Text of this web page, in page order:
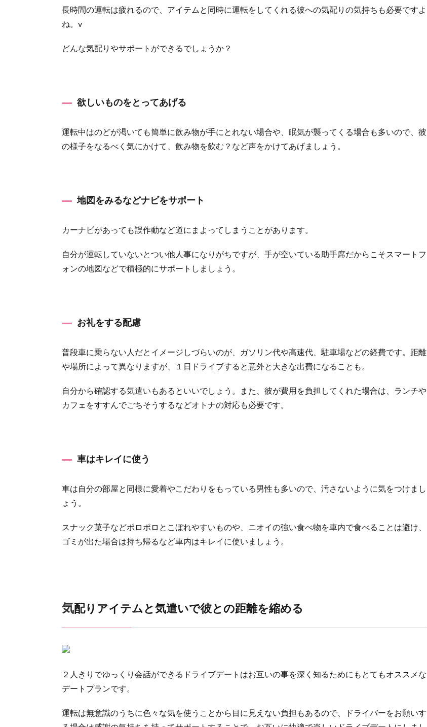
気配り
ムと気
彼との
長時間の運転は疲れるので、アイテムと同時に運転をしてくれる彼への気配りの気持ちも必要ですよ
ね。v
どんな気配りやサポートができるでしょうか？
欲しいものをとってあげる
運転中はのどが渇いても簡単に飲み物が手にとれない場合や、眠気が襲ってくる場合も多いので、彼
の様子をなるべく気にかけて、飲み物を飲む？など声をかけてあげましょう。
地図をみるなどナビをサポート
カーナビがあっても誤作動など道にまよってしまうことがあります。
自分が運転していないとつい他人事になりがちですが、手が空いている助手席だからこそスマートフ
ォンの地図などで積極的にサポートしましょう。
お礼をする配慮
普段車に乗らない人だとイメージしづらいのが、ガソリン代や高速代、駐車場などの経費です。距離
や場所によって異なりますが、１日ドライブすると意外と大きな出費になることも。
自分から確認する気遣いもあるといいでしょう。また、彼が費用を負担してくれた場合は、ランチや
カフェをすすんでごちそうするなどオトナの対応も必要です。
車はキレイに使う
車は自分の部屋と同様に愛着やこだわりをもっている男性も多いので、汚さないように気をつけまし
ょう。
スナック菓子などポロポロとこぼれやすいものや、ニオイの強い食べ物を車内で食べることは避け、
ゴミが出た場合は持ち帰るなど車内はキレイに使いましょう。
気配りアイテムと気遣いで彼との距離を縮める
２人きりでゆっくり会話ができるドライブデートはお互いの事を深く知るためにもとてもオススメな
デートプランです。
運転は無意識のうちに色々な気を使うことから目に見えない負担もあるので、ドライバーをお願いす